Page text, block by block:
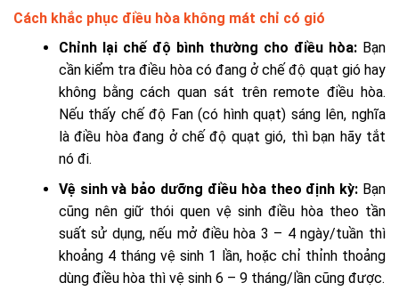
Cách khắc phục điều hòa không mát chỉ có gió
Chỉnh lại chế độ bình thường cho điều hòa: Bạn
cần kiểm tra điều hòa có đang ở chế độ quạt gió hay
không bằng cách quan sát trên remote điều hòa.
Nếu thấy chế độ Fan (có hình quạt) sáng lên, nghĩa
là điều hòa đang ở chế độ quạt gió, thì bạn hãy tắt
nó đi.
Vệ sinh và bảo dưỡng điều hòa theo định kỳ: Bạn
cũng nên giữ thói quen vệ sinh điều hòa theo tần
suất sử dụng, nếu mở điều hòa 3 – 4 ngày/tuần thì
khoảng 4 tháng vệ sinh 1 lần, hoặc chỉ thỉnh thoảng
dùng điều hòa thì vệ sinh 6 – 9 tháng/lần cũng được.